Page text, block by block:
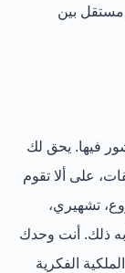
بين
فيها. يحق لك
على ألا تقوم
تشهيري،
ذلك. أنت وحدك
الفكرية